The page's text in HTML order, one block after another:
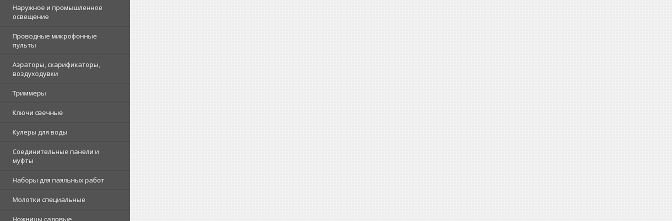
Наружное и промышленное
освещение
Проводные микрофонные
пульты
Аэраторы, скарификаторы,
воздуходувки
Триммеры
Ключи свечные
Кулеры для воды
Соединительные панели и
муфты
Наборы для паяльных работ
Молотки специальные
Ножницы садовые